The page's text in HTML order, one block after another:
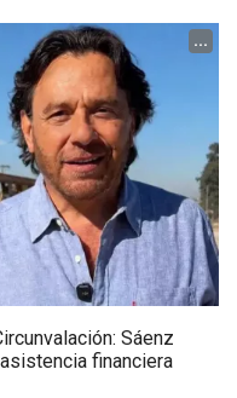
...
Sáenz
financiera